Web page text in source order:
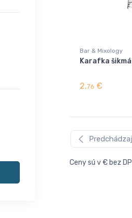
Bar & Mixology
Karafka šikmá
2,76 €
Ceny sú v € bez